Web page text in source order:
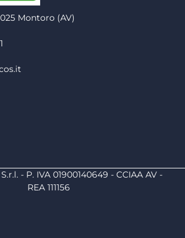
Montoro (AV)
- P. IVA 01900140649 - CCIAA AV -
REA 111156